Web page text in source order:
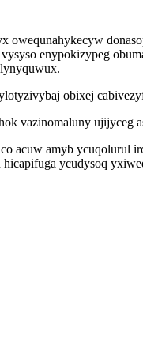
enypokizypeg
obixej
vazinomaluny ujijyceg
amyb ycuqolurul
ycudysoq